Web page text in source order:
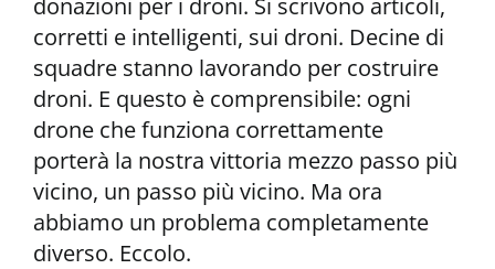
donazioni per i droni. Si scrivono articoli,
corretti e intelligenti, sui droni. Decine di
squadre stanno lavorando per costruire
droni. E questo è comprensibile: ogni
drone che funziona correttamente
porterà la nostra vittoria mezzo passo più
vicino, un passo più vicino. Ma ora
abbiamo un problema completamente
diverso. Eccolo.